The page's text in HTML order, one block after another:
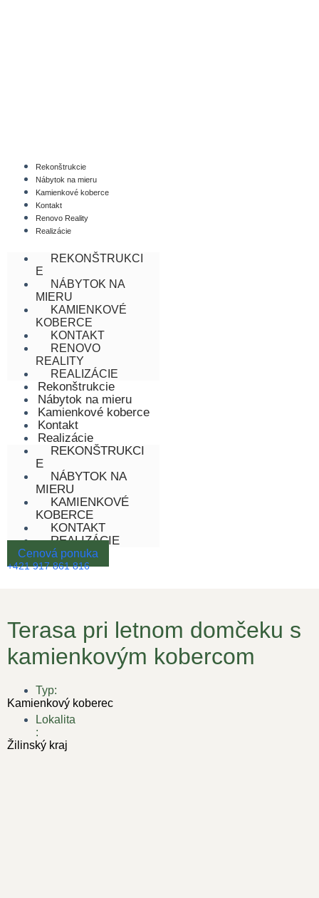
Rekonštrukcie
Nábytok na mieru
Kamienkové koberce
Kontakt
Renovo Reality
Realizácie
REKONŠTRUKCI
E
NÁBYTOK NA
MIERU
KAMIENKOVÉ
KOBERCE
KONTAKT
RENOVO
REALITY
REALIZÁCIE
Rekonštrukcie
Nábytok na mieru
Kamienkové koberce
Kontakt
Realizácie
REKONŠTRUKCI
E
NÁBYTOK NA
MIERU
KAMIENKOVÉ
KOBERCE
KONTAKT
REALIZÁCIE
Cenová ponuka
+421 917 861 816
Terasa pri letnom domčeku s
kamienkovým kobercom
Typ:
Kamienkový koberec
Lokalita
:
Žilinský kraj